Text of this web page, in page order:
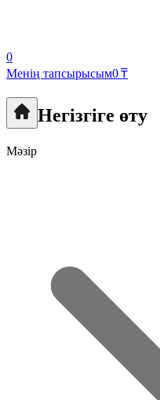
0
Менің тапсырысым0 ₸
Негізгіге өту
Мәзір